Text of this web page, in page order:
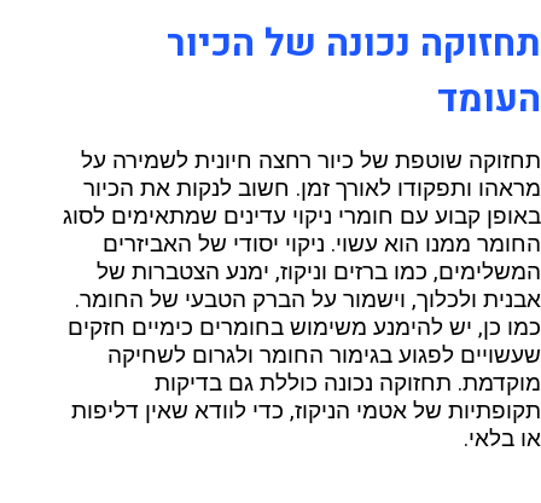
תחזוקה נכונה של הכיור
העומד
תחזוקה שוטפת של כיור רחצה חיונית לשמירה על
מראהו ותפקודו לאורך זמן. חשוב לנקות את הכיור
באופן קבוע עם חומרי ניקוי עדינים שמתאימים לסוג
החומר ממנו הוא עשוי. ניקוי יסודי של האביזרים
המשלימים, כמו ברזים וניקוז, ימנע הצטברות של
אבנית ולכלוך, וישמור על הברק הטבעי של החומר.
כמו כן, יש להימנע משימוש בחומרים כימיים חזקים
שעשויים לפגוע בגימור החומר ולגרום לשחיקה
מוקדמת. תחזוקה נכונה כוללת גם בדיקות
תקופתיות של אטמי הניקוז, כדי לוודא שאין דליפות
או בלאי.